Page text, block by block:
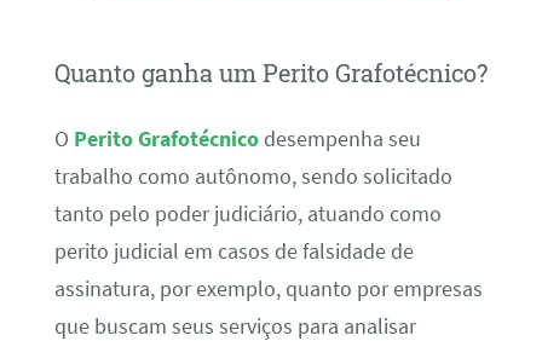
Quanto ganha um Perito Grafotécnico?
O Perito Grafotécnicodesempenha seu
trabalho como autônomo, sendo solicitado
tanto pelo poder judiciário, atuando como
perito judicial em casos de falsidade de
assinatura, por exemplo, quanto por empresas
que buscam seus serviços para analisar